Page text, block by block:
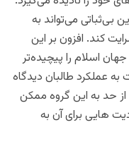
بی‌ثباتی می‌تواند به
کند. افزون بر این
اسلام را پیچیده‌تر
عملکرد طالبان دیدگاه‌
از حد به این گروه ممکن
هایی برای آن به